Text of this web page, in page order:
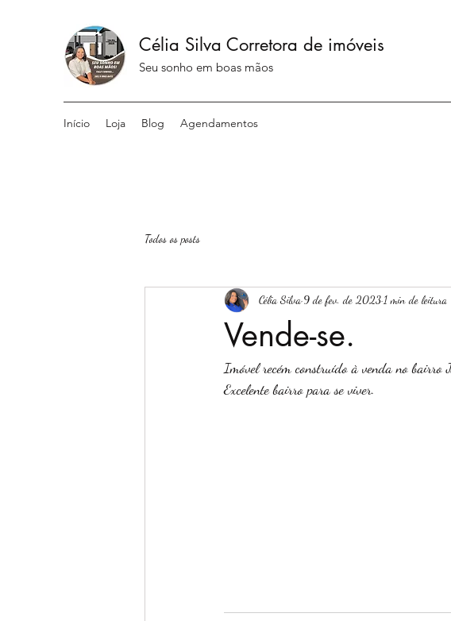
Célia Silva Corretora de imóveis
Seu sonho em boas mãos
Início Loja Blog Agendamentos
Todos os posts
Vende-se.
Célia Silva 9 de fev. de 2023 1 min de leitura
Imóvel recém construído à venda no
Excelente bairro para se viver.